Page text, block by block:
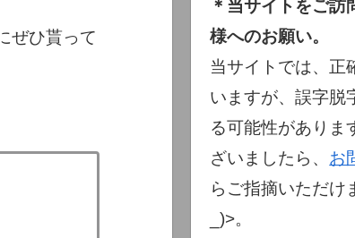
ぜひ貰って
＊当サイトをご訪
様へのお願い。
当サイトでは、正
いますが、誤字脱
る可能性がありま
ざいましたら、 お
らご指摘いただけ
_)>。